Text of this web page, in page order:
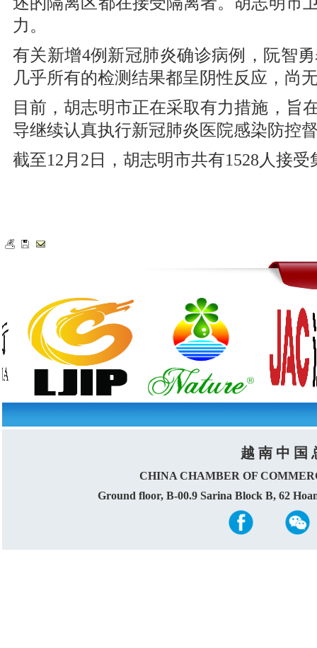
力。
有关新增4例新冠肺炎确诊病例，阮智
几乎所有的检测结果都呈阴性反应，尚
目前，胡志明市正在采取有力措施，旨
导继续认真执行新冠肺炎医院感染防控
截至12月2日，胡志明市共有1528人接
越 南 中 国
CHINA CHAMBER OF
Ground floor, B-00.9 Sarina Block B, 62